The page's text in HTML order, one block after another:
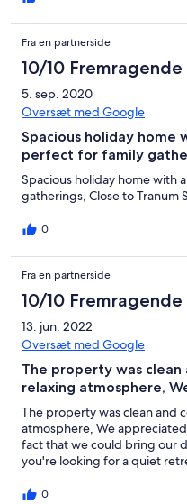
Fra en partnerside
10/10 Fremragende
5. sep. 2020
Oversæt med Google
Spacious holiday home
perfect for family
Spacious holiday home with
gatherings, Close to Tranum
0
Fra en partnerside
10/10 Fremragende
13. jun. 2022
Oversæt med Google
The property was
relaxing atmosphere,
The property was clean and
atmosphere, We
fact that we could bring our
you're looking for a quiet
0